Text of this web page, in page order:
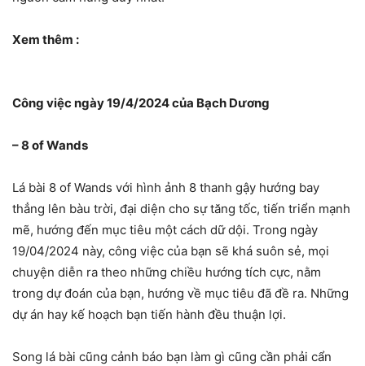
Xem thêm :
Công việc ngày 19/4/2024 của Bạch Dương
– 8 of Wands
Lá bài 8 of Wands với hình ảnh 8 thanh gậy hướng bay
thẳng lên bàu trời, đại diện cho sự tăng tốc, tiến triển mạnh
mẽ, hướng đến mục tiêu một cách dữ dội. Trong ngày
19/04/2024 này, công việc của bạn sẽ khá suôn sẻ, mọi
chuyện diễn ra theo những chiều hướng tích cực, nằm
trong dự đoán của bạn, hướng về mục tiêu đã đề ra. Những
dự án hay kế hoạch bạn tiến hành đều thuận lợi.
Song lá bài cũng cảnh báo bạn làm gì cũng cần phải cẩn